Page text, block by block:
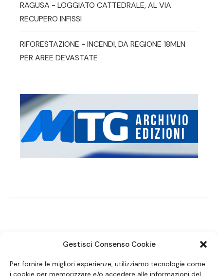
Gestisci Consenso Cookie
Per fornire le migliori esperienze, utilizziamo tecnologie come
i cookie per memorizzare e/o accedere alle informazioni del
RAGUSA - LOGGIATO CATTEDRALE, AL VIA
RECUPERO INFISSI
RIFORESTAZIONE - INCENDI, DA REGIONE 18MLN
PER AREE DEVASTATE
SEGUICI SUI SOCIAL